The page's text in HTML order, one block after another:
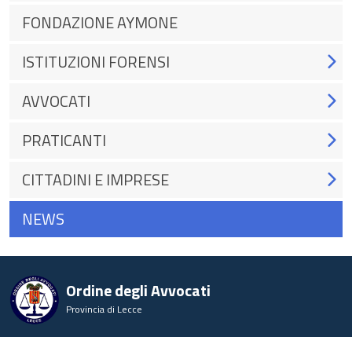
FONDAZIONE AYMONE
ISTITUZIONI FORENSI
AVVOCATI
PRATICANTI
CITTADINI E IMPRESE
NEWS
Ordine degli Avvocati
Provincia di Lecce